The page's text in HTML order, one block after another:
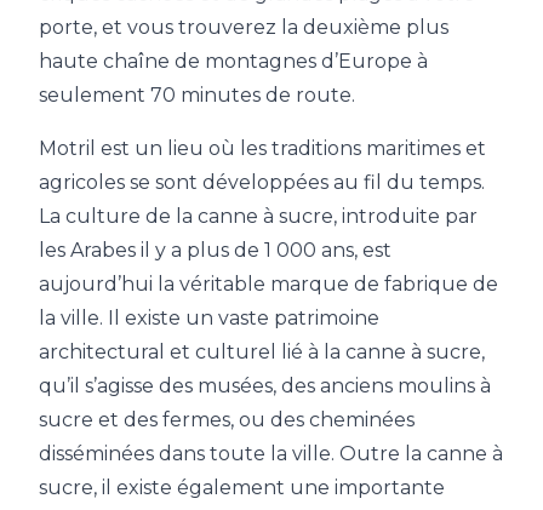
porte, et vous trouverez la deuxième plus
haute chaîne de montagnes d’Europe à
seulement 70 minutes de route.
Motril est un lieu où les traditions maritimes et
agricoles se sont développées au fil du temps.
La culture de la canne à sucre, introduite par
les Arabes il y a plus de 1 000 ans, est
aujourd’hui la véritable marque de fabrique de
la ville. Il existe un vaste patrimoine
architectural et culturel lié à la canne à sucre,
qu’il s’agisse des musées, des anciens moulins à
sucre et des fermes, ou des cheminées
disséminées dans toute la ville. Outre la canne à
sucre, il existe également une importante